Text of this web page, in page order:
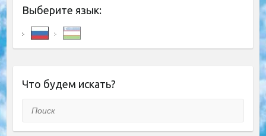
Выберите язык:
Что будем искать?
Поиск